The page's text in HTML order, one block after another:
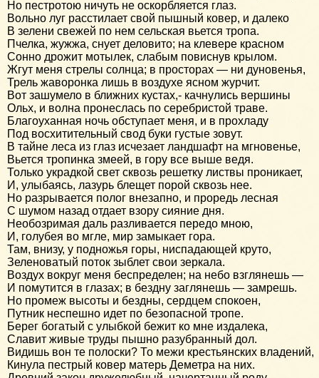
Но пестротою ничуть не оскорбляется глаз.
Вольно луг расстилает свой пышный ковер, и далеко
В зелени свежей по нем сельская вьется тропа.
Пчелка, жужжа, снует деловито; на клевере красном
Сонно дрожит мотылек, слабым повиснув крылом.
Жгут меня стрелы солнца; в просторах — ни дуновенья,
Трель жаворонка лишь в воздухе ясном журчит.
Вот зашумело в ближних кустах,- качнулись вершины
Ольх, и волна пронеслась по серебристой траве.
Благоуханная ночь обступает меня, и в прохладу
Под восхитительный свод буки густые зовут.
В тайне леса из глаз исчезает ландшафт на мгновенье,
Вьется тропинка змеей, в гору все выше ведя.
Только украдкой свет сквозь решетку листвы проникает,
И, улыбаясь, лазурь блещет порой сквозь нее.
Но разрывается полог внезапно, и проредь лесная
С шумом назад отдает взору сияние дня.
Необозримая даль разливается передо мною,
И, голубея во мгле, мир замыкает гора.
Там, внизу, у подножья горы, ниспадающей круто,
Зеленоватый поток зыблет свои зеркала.
Воздух вокруг меня беспределен; на небо взглянешь —
И помутится в глазах; в бездну заглянешь — замрешь.
Но промеж высоты и бездны, сердцем спокоен,
Путник неспешно идет по безопасной тропе.
Берег богатый с улыбкой бежит ко мне издалека,
Славит живые труды пышно разубранный дол.
Видишь вон те полоски? То межи крестьянских владений,
Кинула пестрый ковер матерь Деметра на них.